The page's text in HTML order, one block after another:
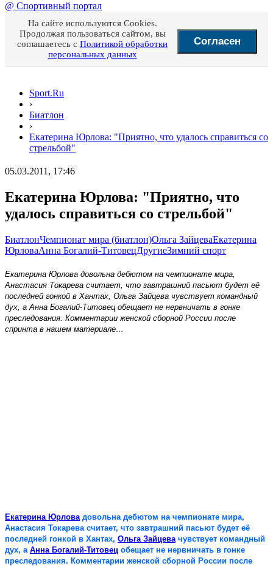
@ Спортивный портал
На сайте используются Cookies.
Продолжая пользоваться сайтом, вы
соглашаетесь с Политикой обработки
персональных данных
Согласен
Sport.Ru
›
Биатлон
›
Екатерина Юрлова: "Приятно, что удалось справиться со
стрельбой"
05.03.2011, 17:46
Екатерина Юрлова: "Приятно, что
удалось справиться со стрельбой"
БиатлонЧемпионат мира (биатлон)Ольга ЗайцеваЕкатерина
ЮрловаАнна Богалий-ТитовецДругиеЗимний спорт
Екатерина Юрлова довольна дебютом на чемпионате мира,
Анастасия Токарева считает, что завтрашний пасьют будет её
последней гонкой в Хантах, Ольга Зайцева чувствует командный
дух, а Анна Богалий-Титовец обещает не нервничать в гонке
преследования. Комментарии женской сборной России после
спринта в нашем материале…
Екатерина Юрлова довольна дебютом на чемпионате мира,
Анастасия Токарева считает, что завтрашний пасьют будет её
последней гонкой в Хантах, Ольга Зайцева чувствует командный
дух, а Анна Богалий-Титовец обещает не нервничать в гонке
преследования. Комментарии женской сборной России после